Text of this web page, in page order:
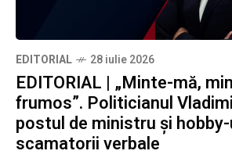
EDITORIAL 28 iulie 2026
EDITORIAL | „Minte-mă,
frumos”. Politicianul
postul de ministru și
scamatorii verbale